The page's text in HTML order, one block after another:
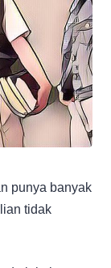
punya banyak
tidak